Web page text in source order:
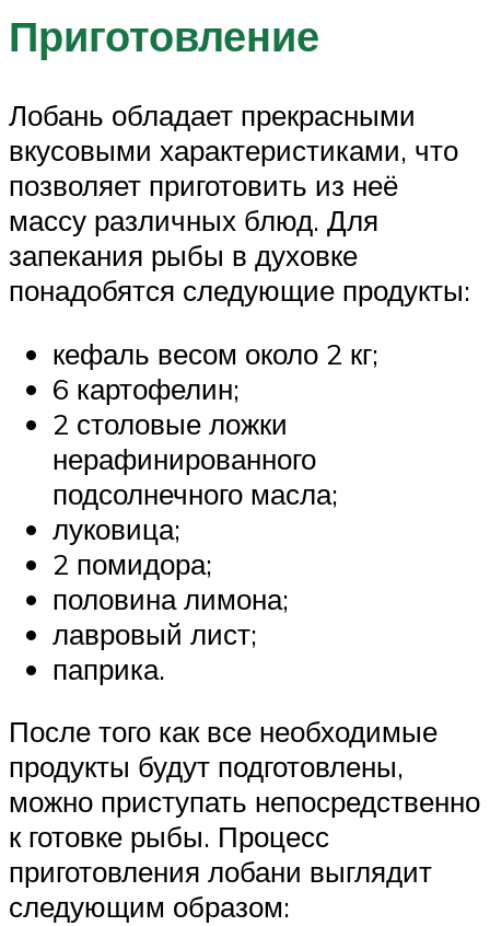
Приготовление
Лобань обладает прекрасными
вкусовыми характеристиками, что
позволяет приготовить из неё
массу различных блюд. Для
запекания рыбы в духовке
понадобятся следующие продукты:
кефаль весом около 2 кг;
6 картофелин;
2 столовые ложки
нерафинированного
подсолнечного масла;
луковица;
2 помидора;
половина лимона;
лавровый лист;
паприка.
После того как все необходимые
продукты будут подготовлены,
можно приступать непосредственно
к готовке рыбы. Процесс
приготовления лобани выглядит
следующим образом: